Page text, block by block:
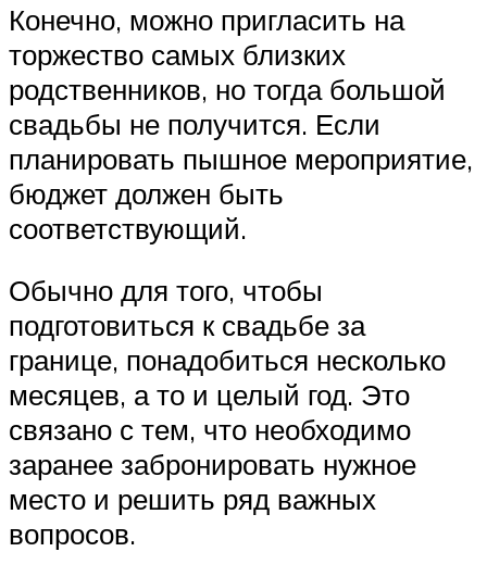
Конечно, можно пригласить на
торжество самых близких
родственников, но тогда большой
свадьбы не получится. Если
планировать пышное мероприятие,
бюджет должен быть
соответствующий.
Обычно для того, чтобы
подготовиться к свадьбе за
границе, понадобиться несколько
месяцев, а то и целый год. Это
связано с тем, что необходимо
заранее забронировать нужное
место и решить ряд важных
вопросов.